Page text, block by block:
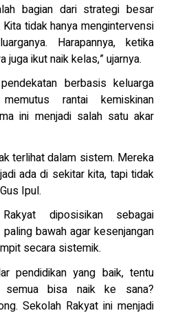
bagian dari strategi besar
tidak hanya mengintervensi
Harapannya, ketika
juga ikut naik kelas,” ujarnya.
berbasis keluarga
rantai kemiskinan
ini menjadi salah satu akar
terlihat dalam sistem. Mereka
ada di sekitar kita, tapi tidak
Ipul.
diposisikan sebagai
bawah agar kesenjangan
secara sistemik.
pendidikan yang baik, tentu
semua bisa naik ke sana?
Sekolah Rakyat ini menjadi